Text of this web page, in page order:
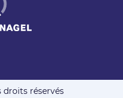
droits réservés